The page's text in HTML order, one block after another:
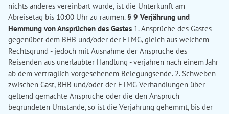
nichts anderes vereinbart wurde, ist die Unterkunft am
Abreisetag bis 10:00 Uhr zu räumen.§ 9 Verjährung und
Hemmung von Ansprüchen des Gastes 1. Ansprüche des Gastes
gegenüber dem BHB und/oder der ETMG, gleich aus welchem
Rechtsgrund - jedoch mit Ausnahme der Ansprüche des
Reisenden aus unerlaubter Handlung - verjähren nach einem Jahr
ab dem vertraglich vorgesehenem Belegungsende. 2. Schweben
zwischen Gast, BHB und/oder der ETMG Verhandlungen über
geltend gemachte Ansprüche oder die den Anspruch
begründeten Umstände, so ist die Verjährung gehemmt, bis der